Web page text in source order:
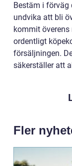
Bestäm i
undvika att bli
kommit överens
ordentligt
försäljningen.
säkerställer att
Fler